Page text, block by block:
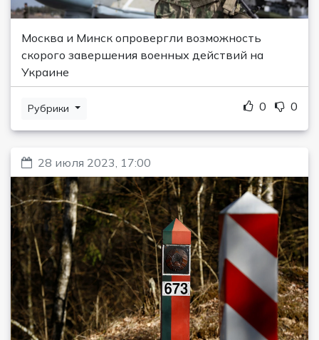
Москва и Минск опровергли возможность
скорого завершения военных действий на
Украине
Рубрики 0 0
28 июля 2023, 17:00